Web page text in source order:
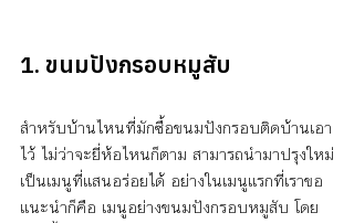
1. ขนมปังกรอบหมูสับ
สำหรับบ้านไหนที่มักซื้อขนมปังกรอบติดบ้านเอา
ไว้ ไม่ว่าจะยี่ห้อไหนก็ตาม สามารถนำมาปรุงใหม่
เป็นเมนูที่แสนอร่อยได้ อย่างในเมนูแรกที่เราขอ
แนะนำก็คือ เมนูอย่างขนมปังกรอบหมูสับ โดย